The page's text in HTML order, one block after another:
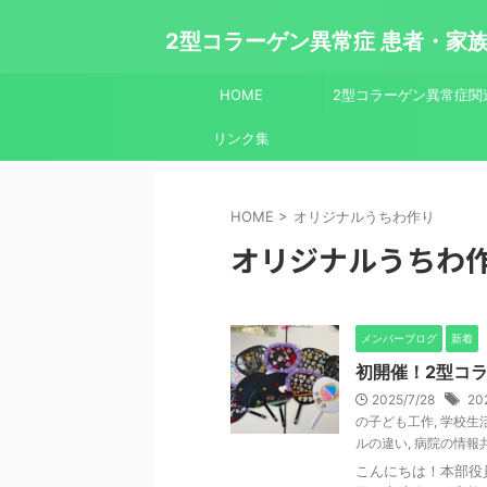
2型コラーゲン異常症 患者・家
HOME 2型コラーゲン異常症関
リンク集
HOME > オリジナルうちわ作り
オリジナルうちわ
メンバーブログ 新着
初開催！2型コ
2025/7/28
の子ども工作, 学校生
ルの違い, 病院の情報
こんにちは！本部